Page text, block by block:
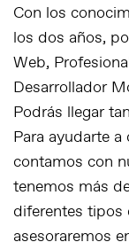
Con los
los dos años,
Web,
Desarrollador
Podrás llegar
Para ayudarte
contamos con
tenemos más
diferentes tipos
asesoraremos